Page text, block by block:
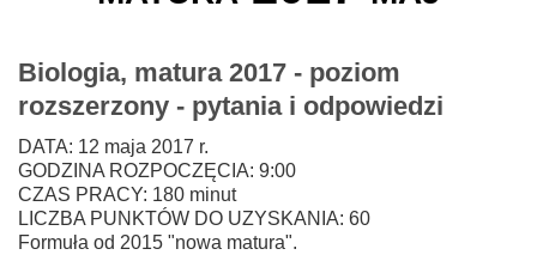
Biologia, matura 2017 - poziom
rozszerzony - pytania i odpowiedzi
DATA: 12 maja 2017 r.
GODZINA ROZPOCZĘCIA: 9:00
CZAS PRACY: 180 minut
LICZBA PUNKTÓW DO UZYSKANIA: 60
Formuła od 2015 "nowa matura".